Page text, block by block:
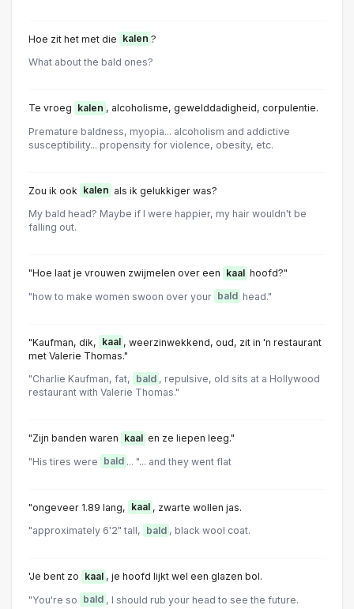
Hoe zit het met die kalen ?
What about the bald ones?
Te vroeg kalen , alcoholisme, gewelddadigheid, corpulentie.
Premature baldness, myopia... alcoholism and addictive
susceptibility... propensity for violence, obesity, etc.
Zou ik ook kalen als ik gelukkiger was?
My bald head? Maybe if I were happier, my hair wouldn't be
falling out.
"Hoe laat je vrouwen zwijmelen over een kaal hoofd?"
"how to make women swoon over your bald head."
"Kaufman, dik, kaal , weerzinwekkend, oud, zit in 'n restaurant
met Valerie Thomas."
"Charlie Kaufman, fat, bald , repulsive, old sits at a Hollywood
restaurant with Valerie Thomas."
"Zijn banden waren kaal en ze liepen leeg."
"His tires were bald ... "... and they went flat
"ongeveer 1.89 lang, kaal , zwarte wollen jas.
"approximately 6'2" tall, bald , black wool coat.
'Je bent zo kaal , je hoofd lijkt wel een glazen bol.
"You're so bald , I should rub your head to see the future.